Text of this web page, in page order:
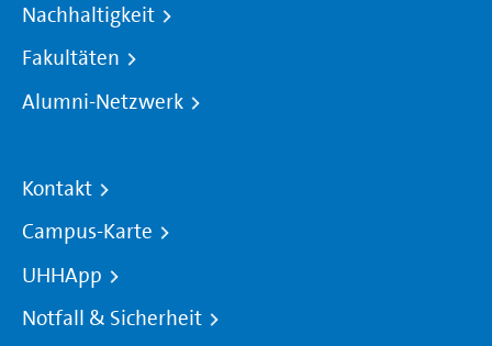
Nachhaltigkeit
Fakultäten
Alumni-Netzwerk
Kontakt
Campus-Karte
UHHApp
Notfall & Sicherheit